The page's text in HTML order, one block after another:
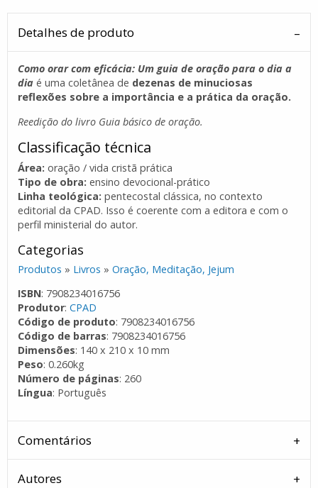
Detalhes de produto
Como orar com eficácia: Um guia de oração para o dia a
dia é uma coletânea de dezenas de minuciosas
reflexões sobre a importância e a prática da oração.
Reedição do livro Guia básico de oração.
Classificação técnica
Área: oração / vida cristã prática
Tipo de obra: ensino devocional-prático
Linha teológica: pentecostal clássica, no contexto
editorial da CPAD. Isso é coerente com a editora e com o
perfil ministerial do autor.
Categorias
Produtos » Livros »Oração, Meditação, Jejum
ISBN: 7908234016756
Produtor:CPAD
Código de produto: 7908234016756
Código de barras: 7908234016756
Dimensões: 140 x 210 x 10 mm
Peso: 0.260kg
Número de páginas: 260
Língua: Português
Comentários
Autores